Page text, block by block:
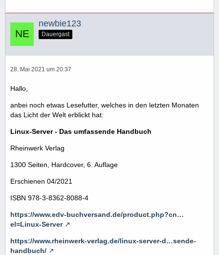
newbie123
Dauergast
28. Mai 2021 um 20:37
Hallo,
anbei noch etwas Lesefutter, welches in den letzten Monaten
das Licht der Welt erblickt hat:
Linux-Server - Das umfassende Handbuch
Rheinwerk Verlag
1300 Seiten, Hardcover, 6. Auflage
Erschienen 04/2021
ISBN 978-3-8362-8088-4
https://www.edv-buchversand.de/product.php?cn…
el=Linux-Server
https://www.rheinwerk-verlag.de/linux-server-d…sende-
handbuch/